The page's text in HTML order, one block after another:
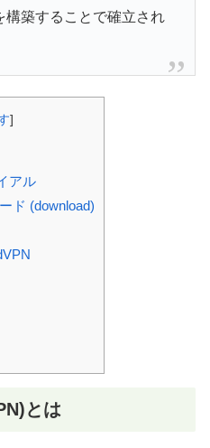
構築することで確立され
]
アル
ド (download)
とは